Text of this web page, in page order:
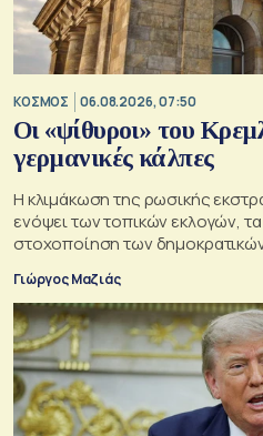
ΚΟΣΜΟΣ 06.08.2026, 07:50
Οι «ψίθυροι» του
γερμανικές κάλπες
Η κλιμάκωση της ρωσικής
ενόψει των τοπικών εκλογών,
στοχοποίηση των
Γιώργος Μαζιάς